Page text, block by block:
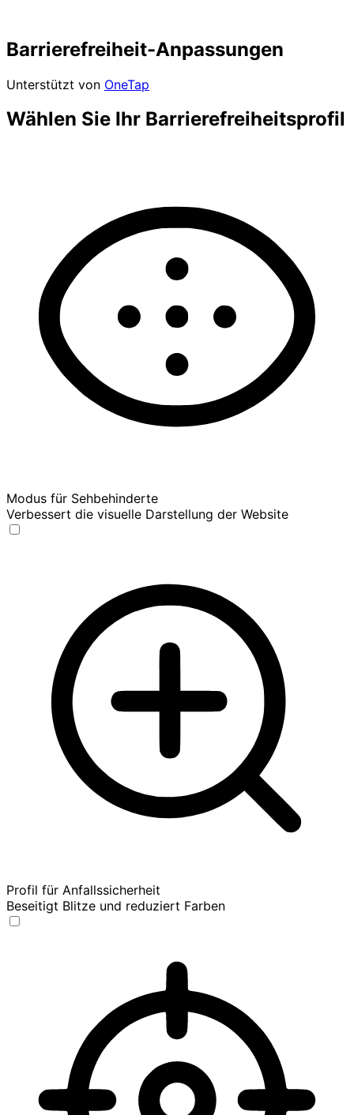
Barrierefreiheit-Anpassungen
Unterstützt von OneTap
Wählen Sie Ihr Barrierefreiheitsprofil
Modus für Sehbehinderte
Verbessert die visuelle Darstellung der Website
Profil für Anfallssicherheit
Beseitigt Blitze und reduziert Farben